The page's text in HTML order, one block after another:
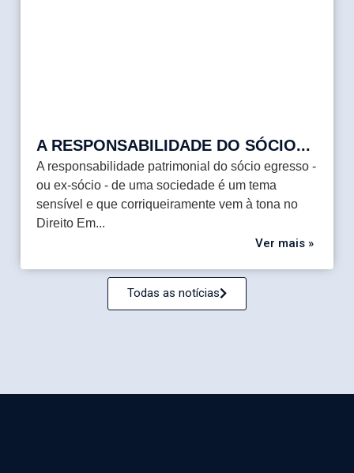
A RESPONSABILIDADE DO SÓCIO...
A responsabilidade patrimonial do sócio egresso -
ou ex-sócio - de uma sociedade é um tema
sensível e que corriqueiramente vem à tona no
Direito Em...
Ver mais »
Todas as notícias